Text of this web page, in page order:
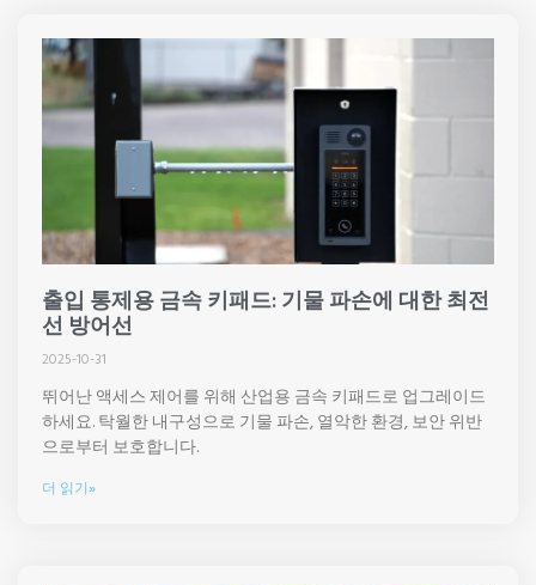
출입 통제용 금속 키패드: 기물 파손에 대한 최전
선 방어선
2025-10-31
뛰어난 액세스 제어를 위해 산업용 금속 키패드로 업그레이드
하세요. 탁월한 내구성으로 기물 파손, 열악한 환경, 보안 위반
으로부터 보호합니다.
더 읽기»